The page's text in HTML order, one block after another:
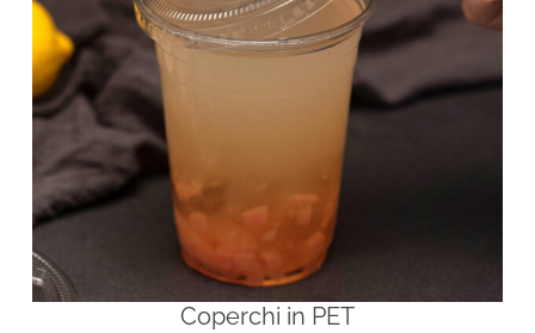
Coperchi in PET